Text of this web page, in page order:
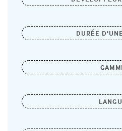
DURÉE